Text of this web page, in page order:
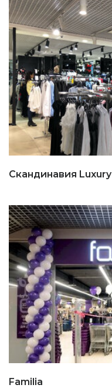
Скандинавия Luxury
Familia